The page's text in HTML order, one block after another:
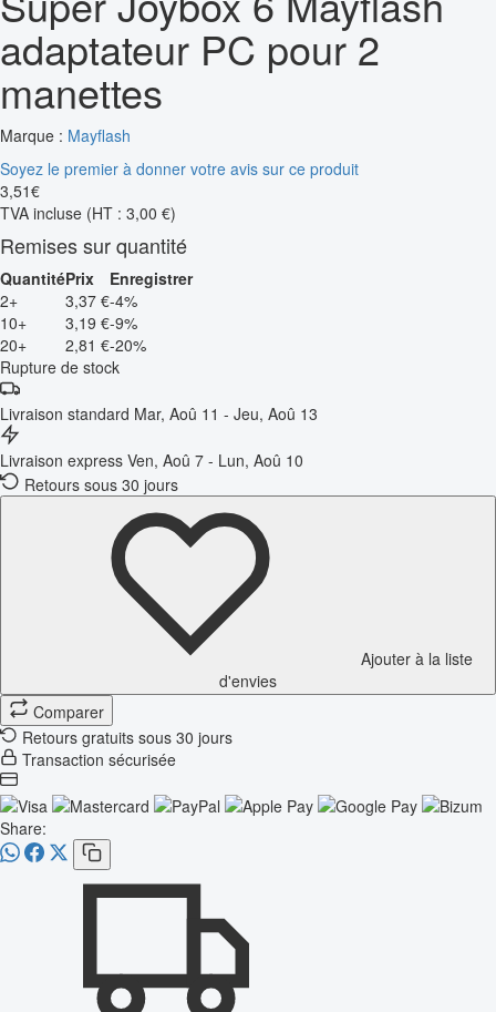
adaptateur PC pour 2
manettes
Marque : Mayflash
Soyez le premier à donner votre avis sur ce produit
3,51€
TVA incluse (HT : 3,00 €)
Remises sur quantité
QuantitéPrix
Enregistrer
2+
3,37 €-4%
10+
3,19 €-9%
20+
2,81 €-20%
Rupture de stock
Livraison standard Mar, Aoû 11 - Jeu, Aoû 13
Livraison express Ven, Aoû 7 - Lun, Aoû 10
Retours sous 30 jours
Ajouter à la liste
d'envies
Comparer
Retours gratuits sous 30 jours
Transaction sécurisée
Share: